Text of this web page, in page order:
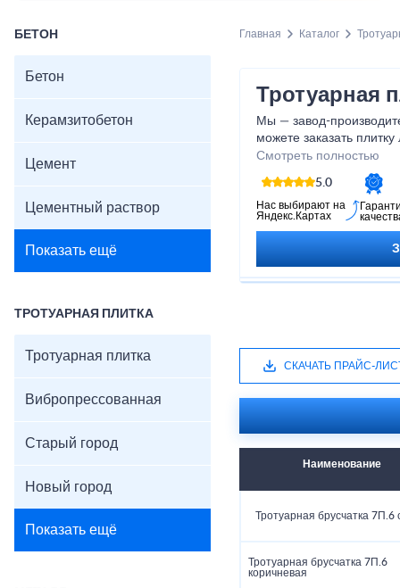
БЕТОН
Бетон
Керамзитобетон
Цемент
Цементный раствор
Показать ещё
ТРОТУАРНАЯ ПЛИТКА
Тротуарная плитка
Вибропрессованная
Старый город
Новый город
Показать ещё
Главная Каталог
Тротуарная
Мы — завод-
можете заказать
типа производства —
вибропрессованную, а
быть выполнены по
нужной толщиной,
представлен
Смотреть полностью
5.0
Нас выбирают на
Яндекс.Картах
СКАЧАТЬ ПРАЙС-
Наименование
Тротуарная брусчатка 7П.6
Тротуарная брусчатка 7П.6
коричневая